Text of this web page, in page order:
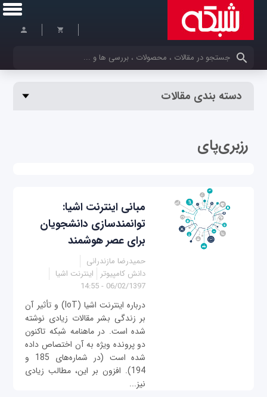
کلمات کلیدی خود را وارد کنید
دسته بندی مقالات
رزبری‌پای
مبانی اینترنت اشیا:
توانمندسازی دانشجویان
برای عصر هوشمند
حمیدرضا مازندرانی
دانش کامپیوتر
اینترنت اشیا
06/02/1397 - 14:55
درباره اینترنت اشیا (IoT) و تأثیر آن
بر زندگی بشر مقالات زیادی نوشته
شده است. در ماهنامه شبکه تاکنون
دو پرونده ویژه به آن اختصاص داده
شده است (در شماره‌های 185 و
194). افزون بر این، مطالب زیادی
نیز...